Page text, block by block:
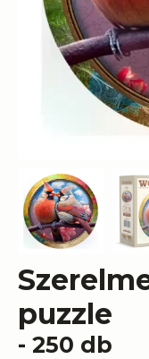
puzzle
- 250 db